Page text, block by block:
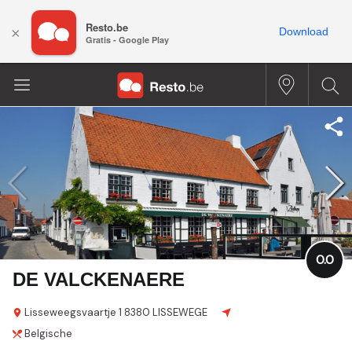
DE VALCKENAERE
Lisseweegsvaartje 1 8380 LISSEWEGE
0.0
Belgische
× Resto.be
Gratis - Google Play
Download